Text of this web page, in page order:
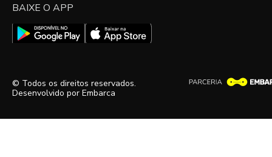
BAIXE O APP
© Todos os direitos reservados.
Desenvolvido por Embarca